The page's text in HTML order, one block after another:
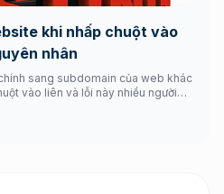
khi nhấp chuột vào
nhân
sang subdomain của web khác
vào liên và lỗi này nhiều người
cách khắc phục cũng như lưu ý